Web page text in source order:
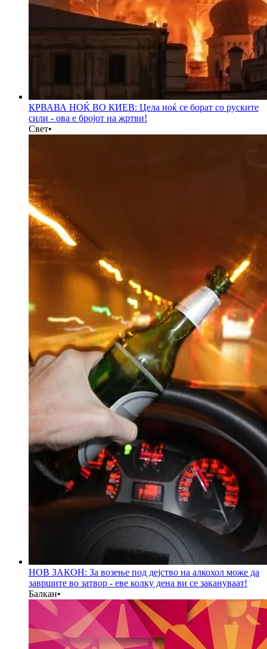
КРВАВА НОЌ ВО КИЕВ: Цела ноќ се борат со руските
сили - ова е бројот на жртви!
Свет•
НОВ ЗАКОН: За возење под дејство на алкохол може да
завршите во затвор - еве колку дена ви се закануваат!
Балкан•